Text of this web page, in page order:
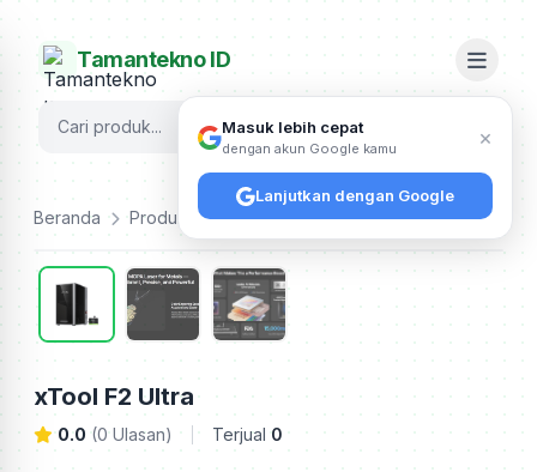
Tamantekno ID
Beranda Produk Xtool xTool F2 Ultra
xTool F2 Ultra
0.0 (0 Ulasan) Terjual 0
Masuk lebih cepat
dengan akun Google kamu ×
Lanjutkan dengan Google